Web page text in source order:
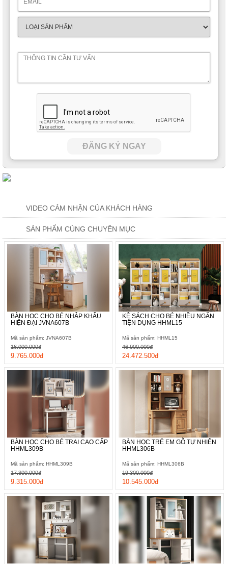
ĐĂNG KÝ NGAY
VIDEO CẢM NHẬN CỦA KHÁCH HÀNG
SẢN PHẨM CÙNG CHUYÊN MỤC
BÀN HỌC CHO BÉ NHẬP KHẨU
HIỆN ĐẠI JVNA607B
Mã sản phẩm: JVNA607B
9.765.000đ
16.000.000đ
KỆ SÁCH CHO BÉ NHIỀU NGĂN
TIỆN DỤNG HHML15
Mã sản phẩm: HHML15
24.472.500đ
46.900.000đ
BÀN HỌC CHO BÉ TRAI CAO CẤP
HHML309B
Mã sản phẩm: HHML309B
9.315.000đ
17.300.000đ
BÀN HỌC TRẺ EM GỖ TỰ NHIÊN
HHML306B
Mã sản phẩm: HHML306B
10.545.000đ
19.300.000đ